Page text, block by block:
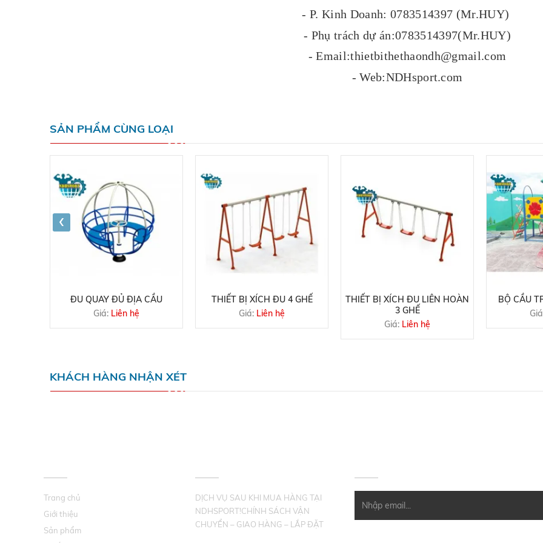
- P. Kinh Doanh: 0783514397 (Mr.HUY)
- Phụ trách dự án:0783514397(Mr.HUY)
- Email:thietbithethaondh@gmail.com
- Web:NDHsport.com
SẢN PHẨM CÙNG LOẠI
ĐU QUAY ĐỦ ĐỊA CẦU
Giá: Liên hệ
THIẾT BỊ XÍCH ĐU 4 GHẾ
Giá: Liên hệ
THIẾT BỊ XÍCH ĐU LIÊN HOÀN
3 GHẾ
Giá: Liên hệ
BỘ CẦU
‹
KHÁCH HÀNG NHẬN XÉT
Trang chủ
Giới thiệu
Sản phẩm
DỊCH VỤ SAU KHI MUA HÀNG TẠI
NDHSPORT!CHÍNH SÁCH VẬN
CHUYỂN – GIAO HÀNG – LẮP ĐẶT